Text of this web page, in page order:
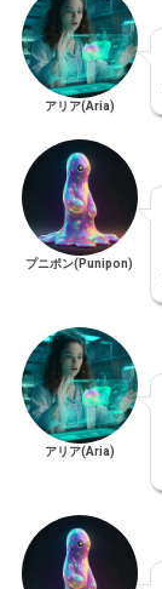
アリア(Aria)
プニポン(Punipon)
アリア(Aria)